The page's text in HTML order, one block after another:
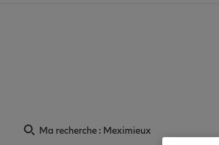
Ma recherche : Meximieux